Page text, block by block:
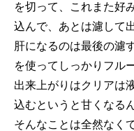
を切って、これまた好
込んで、あとは濾して
肝になるのは最後の濾
を使ってしっかりフル
出来上がりはクリアは
込むというと甘くなる
そんなことは全然なく